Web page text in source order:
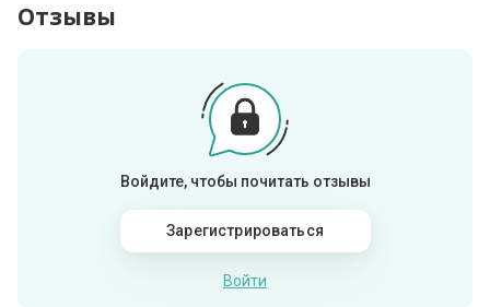
Отзывы
Войдите, чтобы почитать отзывы
Зарегистрироваться
Войти